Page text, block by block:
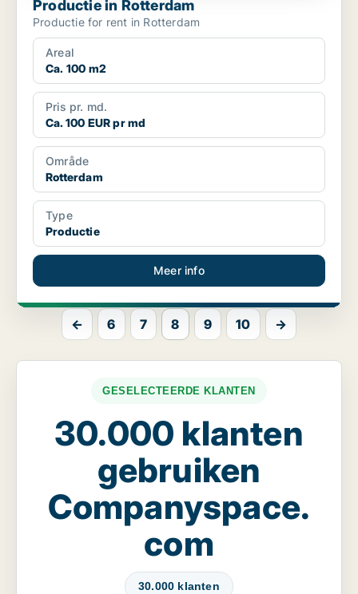
Productie in Rotterdam
Productie for rent in Rotterdam
Areal
Ca. 100 m2
Pris pr. md.
Ca. 100 EUR pr md
Område
Rotterdam
Type
Productie
Meer info
← 6 7 8 9 10 →
GESELECTEERDE KLANTEN
30.000 klanten
gebruiken
Companyspace.
com
30.000 klanten